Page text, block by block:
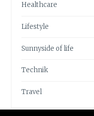
Healthcare
Lifestyle
Sunnyside of life
Technik
Travel